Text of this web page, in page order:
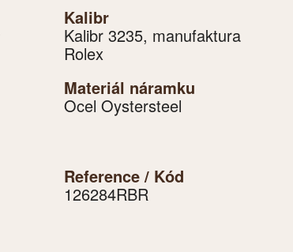
Kalibr
Kalibr 3235, manufaktura
Rolex
Materiál náramku
Ocel Oystersteel
Reference / Kód
126284RBR